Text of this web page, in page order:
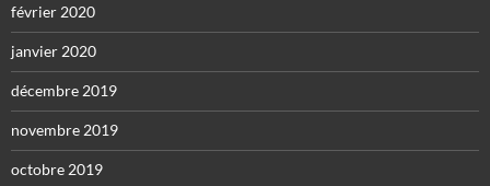
février 2020
janvier 2020
décembre 2019
novembre 2019
octobre 2019